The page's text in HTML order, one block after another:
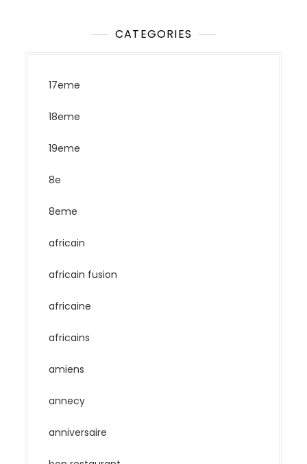
CATEGORIES
17eme
18eme
19eme
8e
8eme
africain
africain fusion
africaine
africains
amiens
annecy
anniversaire